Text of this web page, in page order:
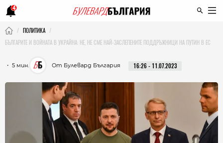
4
ПОЛИТИКА
БЪЛГАРИТЕ И ВОЙНАТА В УКРАЙНА: НЕ, НЕ СМЕ НАЙ-ЗАСЛЕПЕНИТЕ ПОДДРЪЖНИЦИ НА ПУТИН В ЕС
・ 5 мин. От Булевард България 16:26 - 11.07.2023